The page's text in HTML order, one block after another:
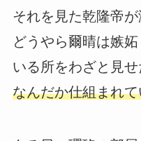
それを見た乾隆帝
どうやら爾晴は嫉
いる所をわざと見せ
なんだか仕組まれ